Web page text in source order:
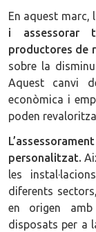
En aquest marc,
i assessorar
productores de
sobre la
Aquest canvi
econòmica i
poden
personalitzat.
les
diferents
en origen
disposats per a